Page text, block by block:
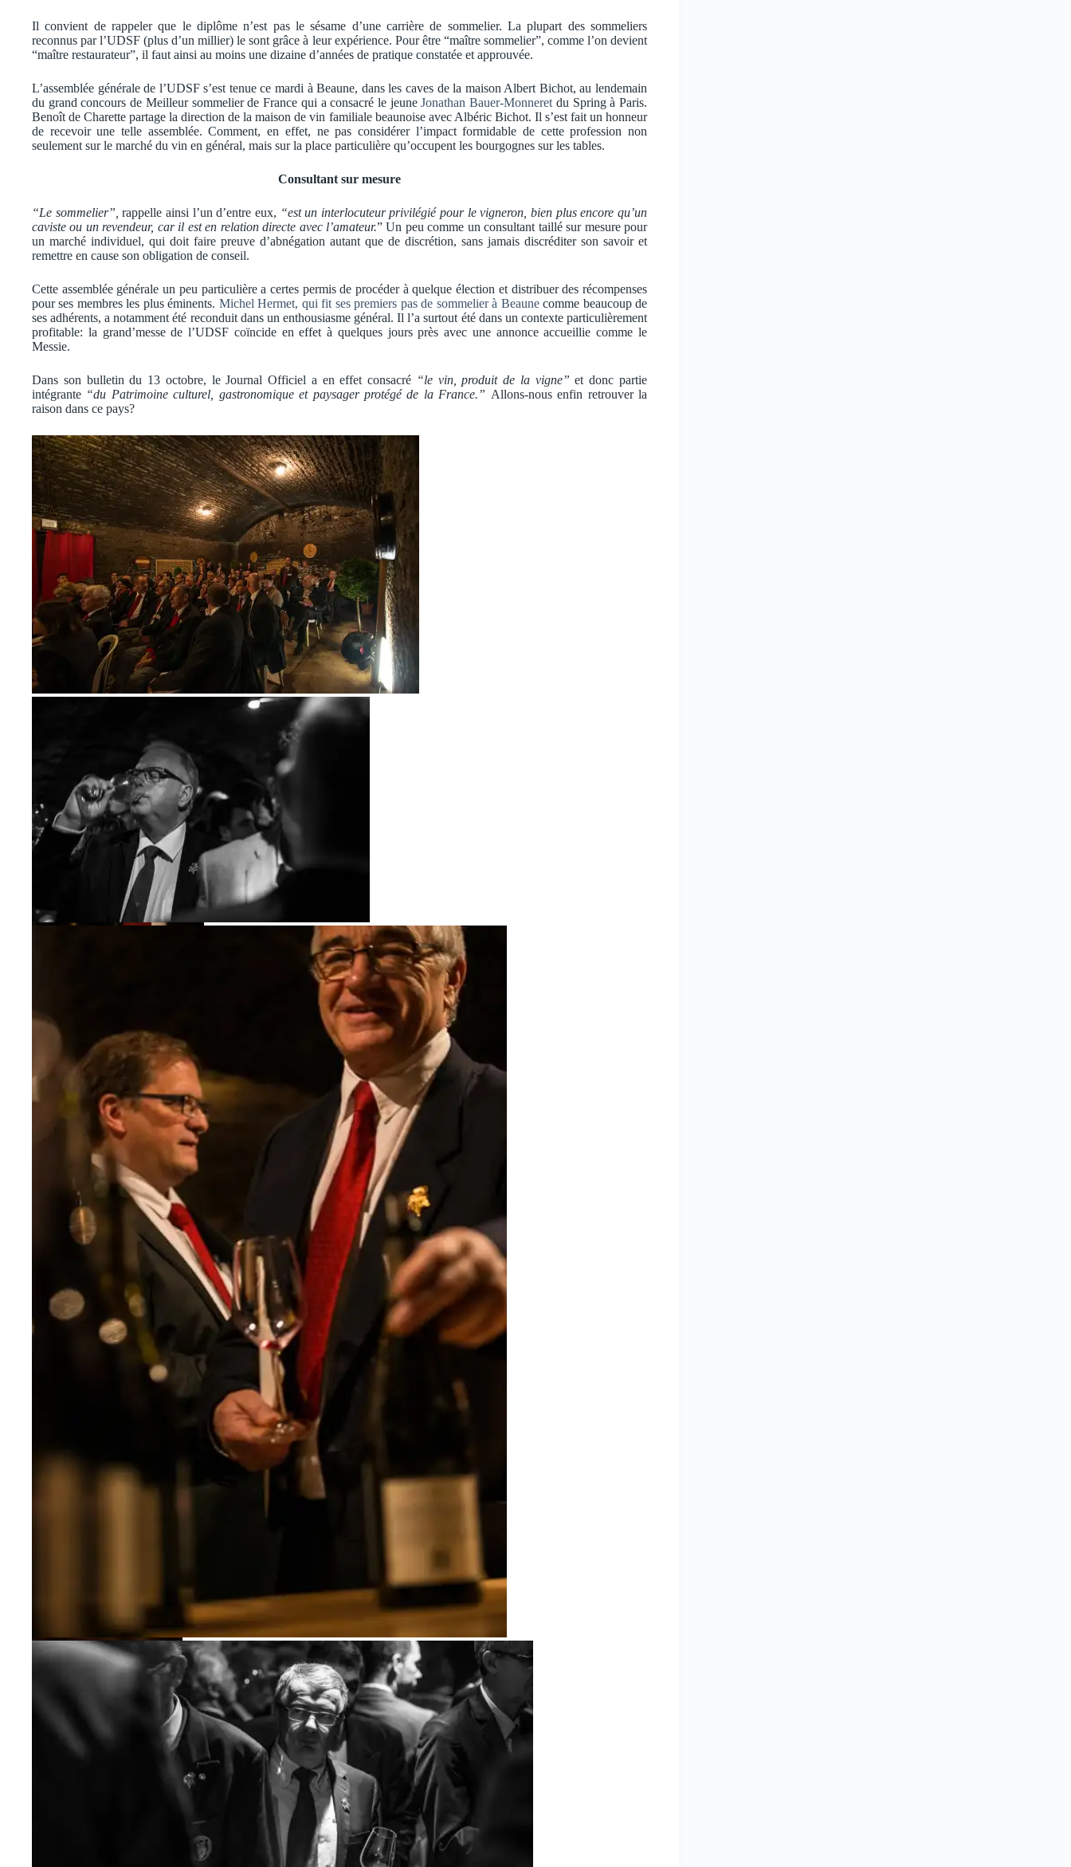
Il convient de rappeler que le diplôme n’est pas le sésame d’une carrière de sommelier. La plupart des sommeliers
reconnus par l’UDSF (plus d’un millier) le sont grâce à leur expérience. Pour être “maître sommelier”, comme l’on devient
“maître restaurateur”, il faut ainsi au moins une dizaine d’années de pratique constatée et approuvée.
L’assemblée générale de l’UDSF s’est tenue ce mardi à Beaune, dans les caves de la maison Albert Bichot, au lendemain
du grand concours de Meilleur sommelier de France qui a consacré le jeuneJonathan Bauer-Monneret du Spring à Paris.
Benoît de Charette partage la direction de la maison de vin familiale beaunoise avec Albéric Bichot. Il s’est fait un honneur
de recevoir une telle assemblée. Comment, en effet, ne pas considérer l’impact formidable de cette profession non
seulement sur le marché du vin en général, mais sur la place particulière qu’occupent les bourgognes sur les tables.
Consultant sur mesure
“Le sommelier”,rappelle ainsi l’un d’entre eux, “est un interlocuteur privilégié pour le vigneron, bien plus encore qu’un
caviste ou un revendeur, car il est en relation directe avec l’amateur.” Un peu comme un consultant taillé sur mesure pour
un marché individuel, qui doit faire preuve d’abnégation autant que de discrétion, sans jamais discréditer son savoir et
remettre en cause son obligation de conseil.
Cette assemblée générale un peu particulière a certes permis de procéder à quelque élection et distribuer des récompenses
pour ses membres les plus éminents. Michel Hermet, qui fit ses premiers pas de sommelier à Beaunecomme beaucoup de
ses adhérents, a notamment été reconduit dans un enthousiasme général. Il l’a surtout été dans un contexte particulièrement
profitable: la grand’messe de l’UDSF coïncide en effet à quelques jours près avec une annonce accueillie comme le
Messie.
Dans son bulletin du 13 octobre, le Journal Officiel a en effet consacré “le vin, produit de la vigne” et donc partie
intégrante “du Patrimoine culturel, gastronomique et paysager protégé de la France.” Allons-nous enfin retrouver la
raison dans ce pays?